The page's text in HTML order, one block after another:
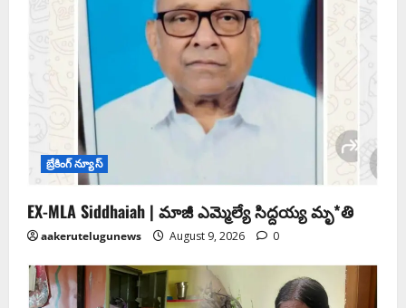
బ్రేకింగ్ న్యూస్
EX-MLA Siddhaiah | మాజీ ఎమ్మెల్యే సిద్దయ్య మృ*తి
aakerutelugunews August 9, 2026 0